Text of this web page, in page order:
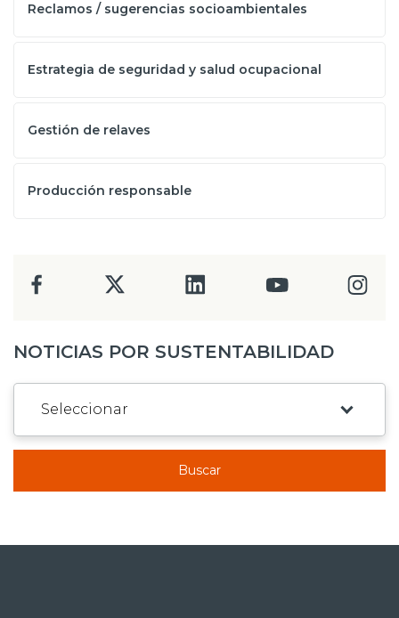
Reclamos / sugerencias socioambientales
Estrategia de seguridad y salud ocupacional
Gestión de relaves
Producción responsable
NOTICIAS POR SUSTENTABILIDAD
Buscar